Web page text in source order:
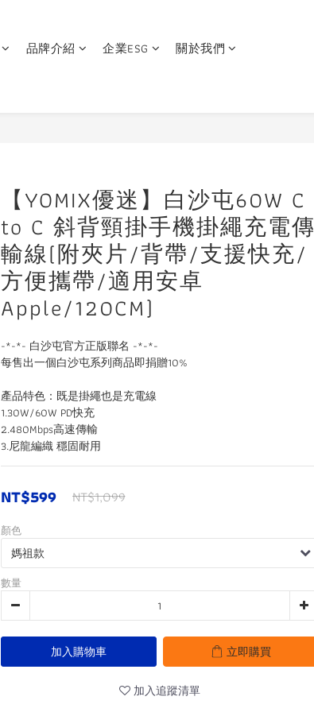
品牌介紹 企業ESG 關於我們
【YOMIX優迷】白沙屯60W C
to C 斜背頸掛手機掛繩充電傳
輸線(附夾片/背帶/支援快充/
方便攜帶/適用安卓
Apple/120CM)
-*-*- 白沙屯官方正版聯名 -*-*-
每售出一個白沙屯系列商品即捐贈10%
產品特色：既是掛繩也是充電線
1.30W/60W PD快充
2.480Mbps高速傳輸
3.尼龍編織 穩固耐用
NT$599 NT$1,099
顏色
數量
加入購物車 立即購買
加入追蹤清單